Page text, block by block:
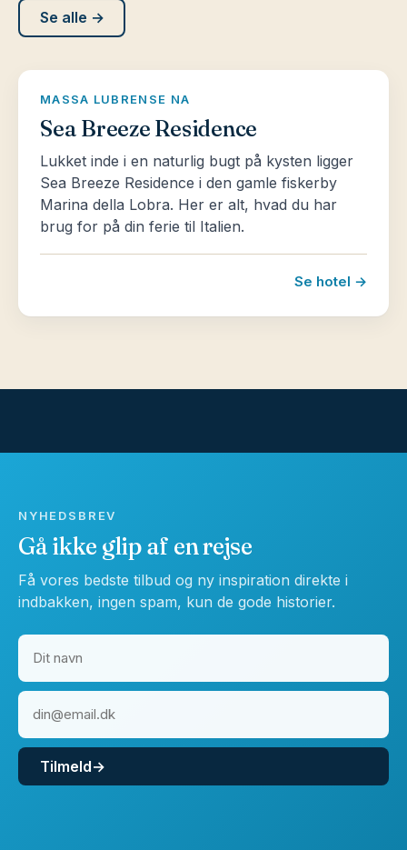
Se alle →
MASSA LUBRENSE NA
Sea Breeze Residence
Lukket inde i en naturlig bugt på kysten ligger
Sea Breeze Residence i den gamle fiskerby
Marina della Lobra. Her er alt, hvad du har
brug for på din ferie til Italien.
Se hotel →
NYHEDSBREV
Gå ikke glip af en rejse
Få vores bedste tilbud og ny inspiration direkte i
indbakken, ingen spam, kun de gode historier.
Tilmeld→